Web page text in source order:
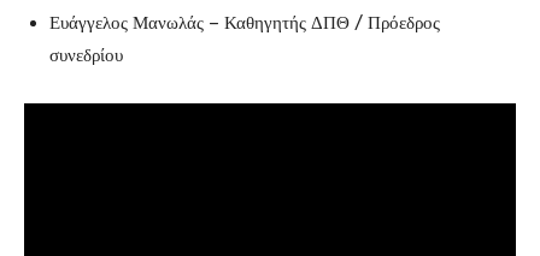
Ευάγγελος Μανωλάς – Καθηγητής ΔΠΘ / Πρόεδρος
συνεδρίου